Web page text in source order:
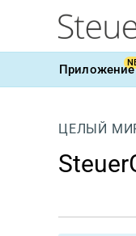
Приложение
ЦЕЛЫЙ